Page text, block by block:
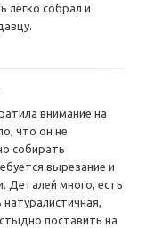
легко собрал и
внимание на
что он не
собирать
вырезание и
Деталей много, есть
поставить на